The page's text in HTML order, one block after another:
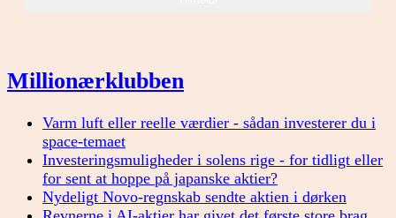
Millionærklubben
Varm luft eller reelle værdier - sådan investerer du i
space-temaet
Investeringsmuligheder i solens rige - for tidligt eller
for sent at hoppe på japanske aktier?
Nydeligt Novo-regnskab sendte aktien i dørken